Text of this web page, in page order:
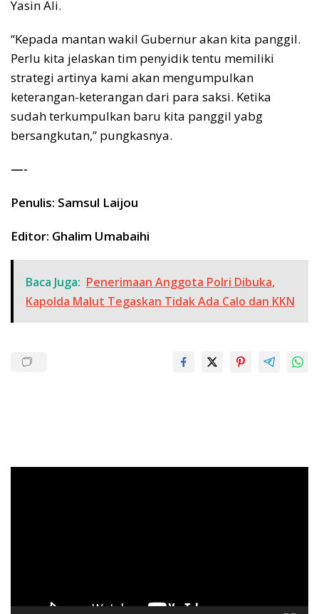
Yasin Ali.
“Kepada mantan wakil Gubernur akan kita panggil.
Perlu kita jelaskan tim penyidik tentu memiliki
strategi artinya kami akan mengumpulkan
keterangan-keterangan dari para saksi. Ketika
sudah terkumpulkan baru kita panggil yabg
bersangkutan,” pungkasnya.
—-
Penulis: Samsul Laijou
Editor: Ghalim Umabaihi
Baca Juga: Penerimaan Anggota Polri Dibuka,
Kapolda Malut Tegaskan Tidak Ada Calo dan KKN